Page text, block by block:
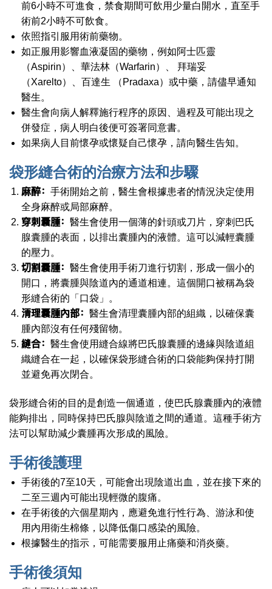
前6小時不可進食，禁食期間可飲用少量白開水，直至手
術前2小時不可飲食。
依照指引服用術前藥物。
如正服用影響血液凝固的藥物，例如阿士匹靈
（Aspirin）、華法林（Warfarin）、 拜瑞妥
（Xarelto）、百達生 （Pradaxa）或中藥，請儘早通知
醫生。
醫生會向病人解釋施行程序的原因、過程及可能出現之
併發症，病人明白後便可簽署同意書。
如果病人目前懷孕或懷疑自己懷孕，請向醫生告知。
袋形縫合術的治療方法和步驟
麻醉： 手術開始之前，醫生會根據患者的情況決定使用
全身麻醉或局部麻醉。
穿刺囊腫： 醫生會使用一個薄的針頭或刀片，穿刺巴氏
腺囊腫的表面，以排出囊腫內的液體。這可以減輕囊腫
的壓力。
切割囊腫： 醫生會使用手術刀進行切割，形成一個小的
開口，將囊腫與陰道內的通道相連。這個開口被稱為袋
形縫合術的「口袋」。
清理囊腫內部： 醫生會清理囊腫內部的組織，以確保囊
腫內部沒有任何殘留物。
縫合： 醫生會使用縫合線將巴氏腺囊腫的邊緣與陰道組
織縫合在一起，以確保袋形縫合術的口袋能夠保持打開
並避免再次閉合。
袋形縫合術的目的是創造一個通道，使巴氏腺囊腫內的液體
能夠排出，同時保持巴氏腺與陰道之間的通道。這種手術方
法可以幫助減少囊腫再次形成的風險。
手術後護理
手術後的7至10天，可能會出現陰道出血，並在接下來的
二至三週內可能出現輕微的腹痛。
在手術後的六個星期內，應避免進行性行為、游泳和使
用內用衛生棉條，以降低傷口感染的風險。
根據醫生的指示，可能需要服用止痛藥和消炎藥。
手術後須知